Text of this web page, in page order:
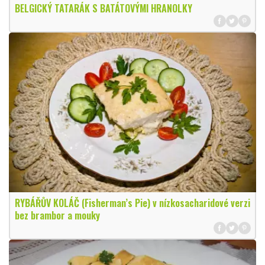
BELGICKÝ TATARÁK S BATÁTOVÝMI HRANOLKY
RYBÁŘŮV KOLÁČ (Fisherman’s Pie) v nízkosacharidové verzi
bez brambor a mouky